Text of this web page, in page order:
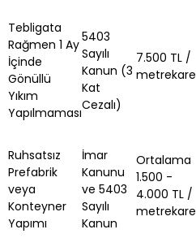
Tebligata
Rağmen 1 Ay
İçinde
Gönüllü
Yıkım
Yapılmaması
5403
Sayılı
Kanun (3
Kat
Cezalı)
7.500 TL /
metrekare
Ruhsatsız
Prefabrik
veya
Konteyner
Yapımı
İmar
Kanunu
ve 5403
Sayılı
Kanun
Ortalama
1.500 -
4.000 TL /
metrekare